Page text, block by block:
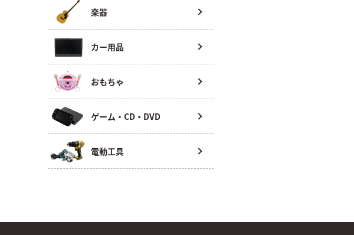
楽器
カー用品
おもちゃ
ゲーム・CD・DVD
電動工具